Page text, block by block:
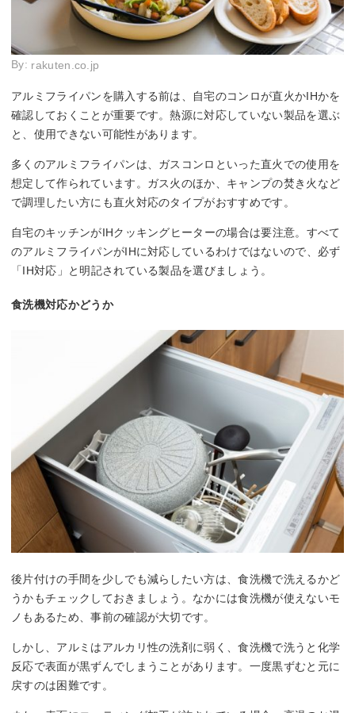
By: rakuten.co.jp
アルミフライパンを購入する前は、自宅のコンロが直火かIHかを
確認しておくことが重要です。熱源に対応していない製品を選ぶ
と、使用できない可能性があります。
多くのアルミフライパンは、ガスコンロといった直火での使用を
想定して作られています。ガス火のほか、キャンプの焚き火など
で調理したい方にも直火対応のタイプがおすすめです。
自宅のキッチンがIHクッキングヒーターの場合は要注意。すべて
のアルミフライパンがIHに対応しているわけではないので、必ず
「IH対応」と明記されている製品を選びましょう。
食洗機対応かどうか
後片付けの手間を少しでも減らしたい方は、食洗機で洗えるかど
うかもチェックしておきましょう。なかには食洗機が使えないモ
ノもあるため、事前の確認が大切です。
しかし、アルミはアルカリ性の洗剤に弱く、食洗機で洗うと化学
反応で表面が黒ずんでしまうことがあります。一度黒ずむと元に
戻すのは困難です。